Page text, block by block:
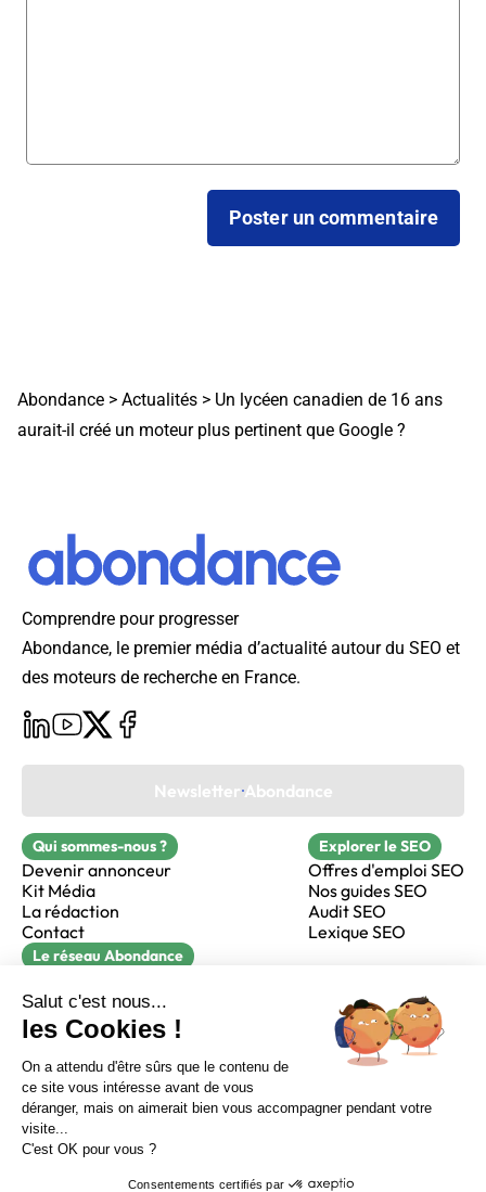
Sur LinkedIn Sur Youtube
Sur X Sur Facebook
Newsletter Abondance
Abondance > Actualités > Un lycéen canadien de 16 ans
aurait-il créé un moteur plus pertinent que Google ?
Comprendre pour progresser
Abondance, le premier média d’actualité autour du SEO et
des moteurs de recherche en France.
Newsletter Abondance
Qui sommes-nous ?
Devenir annonceur
Kit Média
La rédaction
Contact
Explorer le SEO
Offres d'emploi SEO
Nos guides SEO
Audit SEO
Lexique SEO
Le réseau Abondance
Réacteur
alfie formation